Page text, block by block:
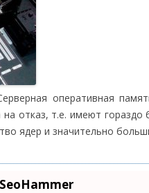
оперативная
отказ, т.е. имеют гораздо
ядер и значительно